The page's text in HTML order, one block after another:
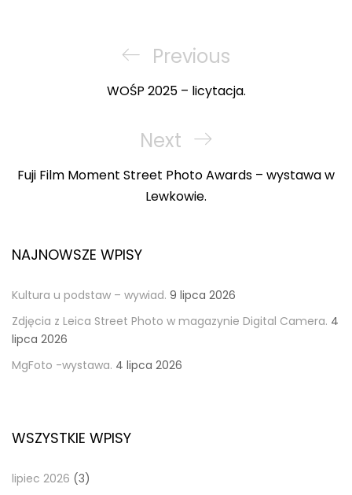
Previous
Post
Previous
WOŚP 2025 – licytacja.
Next
Post
Next
Fuji Film Moment Street Photo Awards – wystawa w
Lewkowie.
NAJNOWSZE WPISY
Kultura u podstaw – wywiad. 9 lipca 2026
Zdjęcia z Leica Street Photo w magazynie Digital Camera. 4
lipca 2026
MgFoto -wystawa. 4 lipca 2026
WSZYSTKIE WPISY
lipiec 2026 (3)